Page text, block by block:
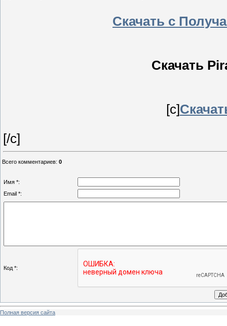
Скачать с
Скачать
[c]
[/c]
Всего комментариев: 0
Имя *:
Email *:
Код *:
Полная версия сайта